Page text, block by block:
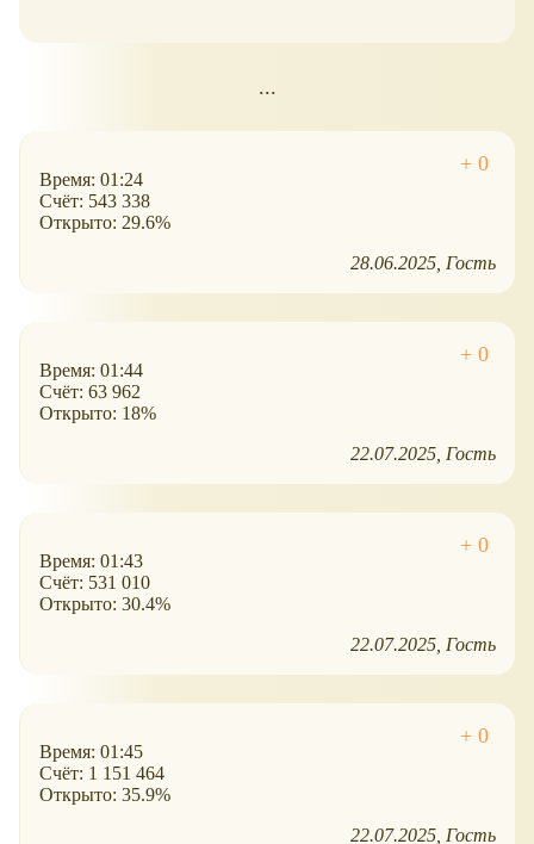
...
Время: 01:24
Счёт: 543 338
Открыто: 29.6%
28.06.2025 Гость
Время: 01:44
Счёт: 63 962
Открыто: 18%
22.07.2025 Гость
Время: 01:43
Счёт: 531 010
Открыто: 30.4%
22.07.2025 Гость
Время: 01:45
Счёт: 1 151 464
Открыто: 35.9%
22.07.2025 Гость